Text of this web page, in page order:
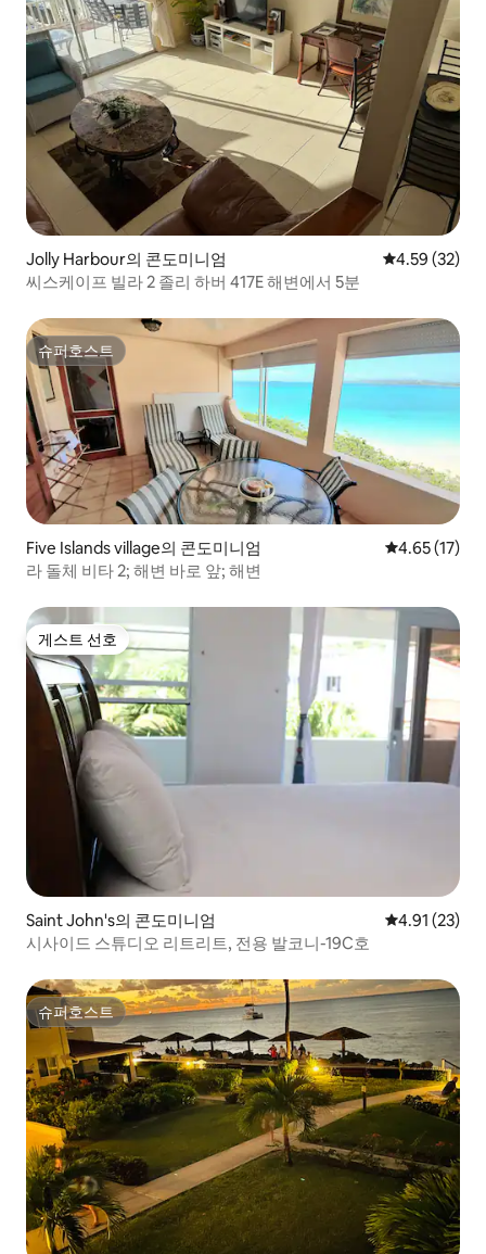
Jolly Harbour의 콘도미니엄 평점 4.59점(5
4.59 (32)
씨스케이프 빌라 2 졸리 하버 417E 해변에서 5분
슈퍼호스트
슈퍼호스트
Five Islands village의 콘도미니엄 평점 4.65점
4.65 (17)
라 돌체 비타 2; 해변 바로 앞; 해변
게스트 선호
게스트 선호
Saint John's의 콘도미니엄 평점 4.91점
4.91 (23)
시사이드 스튜디오 리트리트, 전용 발코니-19C호
슈퍼호스트
슈퍼호스트